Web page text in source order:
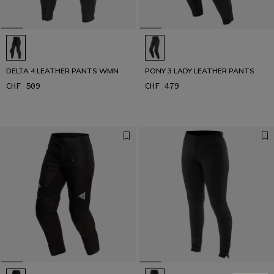
DELTA 4 LEATHER PANTS WMN
CHF 509
PONY 3 LADY LEATHER PANTS
CHF 479